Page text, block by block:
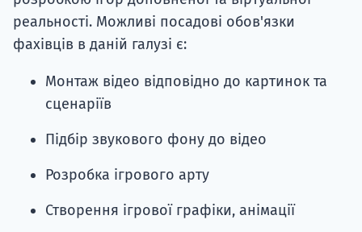
реальності. Можливі посадові обов'язки
фахівців в даній галузі є:
Монтаж відео відповідно до картинок та
сценаріїв
Підбір звукового фону до відео
Розробка ігрового арту
Створення ігрової графіки, анімації